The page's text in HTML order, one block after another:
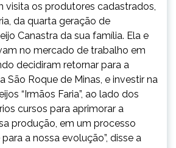
visita os produtores cadastrados,
da quarta geração de
Canastra da sua família. Ela e
no mercado de trabalho em
decidiram retornar para a
São Roque de Minas, e investir na
“Irmãos Faria”, ao lado dos
cursos para aprimorar a
produção, em um processo
a nossa evolução”, disse a